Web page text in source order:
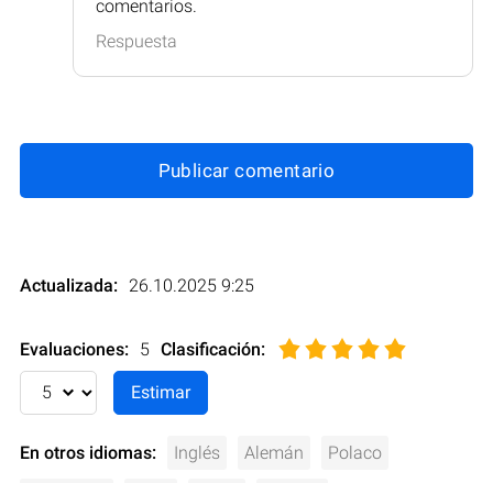
comentarios.
Respuesta
Publicar comentario
Actualizada: 26.10.2025 9:25
Evaluaciones: 5 Clasificación:
En otros idiomas: Inglés Alemán Polaco